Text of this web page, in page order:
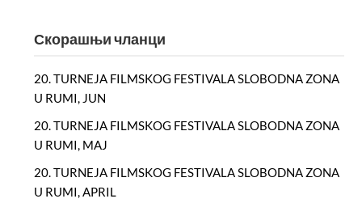
Скорашњи чланци
20. TURNEJA FILMSKOG FESTIVALA SLOBODNA ZONA
U RUMI, JUN
20. TURNEJA FILMSKOG FESTIVALA SLOBODNA ZONA
U RUMI, MAJ
20. TURNEJA FILMSKOG FESTIVALA SLOBODNA ZONA
U RUMI, APRIL